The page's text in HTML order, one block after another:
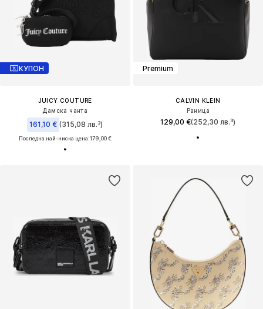
КУПОН
JUICY COUTURE
Дамска чанта
161,10 € (315,08 лв.³)
Последна най-ниска цена:179,00 €
Premium
CALVIN KLEIN
Раница
129,00 €(252,30 лв.³)